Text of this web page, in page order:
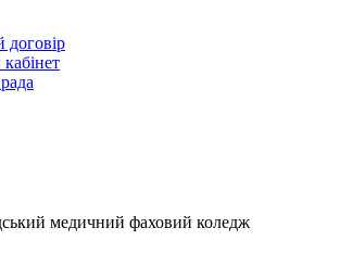
договір
медичний фаховий коледж